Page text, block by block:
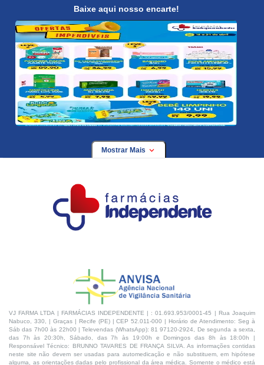
Baixe aqui nosso encarte!
Mostrar Mais
VJ FARMA LTDA | FARMÁCIAS INDEPENDENTE | : 01.693.953/0001-45 | Rua Joaquim
Nabuco, 330, | Graças | Recife (PE) | CEP 52.011-000 | Horário de Atendimento: Seg à
Sáb das 7h00 às 22h00 | Televendas (WhatsApp): 81 97120-2924, De segunda a sexta,
das 7h às 20:30h, Sábado, das 7h às 19:00h e Domingos das 8h às 18:00h |
Responsável Técnico: BRUNNO TAVARES DE FRANÇA SILVA. As informações contidas
neste site não devem ser usadas para automedicação e não substituem, em hipótese
alguma, as orientações dadas pelo profissional da área médica. Somente o médico está